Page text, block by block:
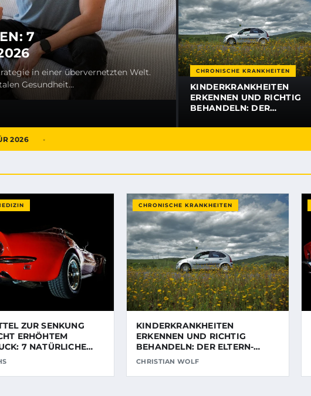
7
in einer übervernetzten Welt.
Gesundheit…
CHRONISCHE KRANKHEITEN
KINDERKRANKHEITEN
ERKENNEN UND RICHTIG
BEHANDELN: DER
2026
ZUR SENKUNG
ERHÖHTEM
7 NATÜRLICHE
CHRONISCHE KRANKHEITEN
KINDERKRANKHEITEN
ERKENNEN UND RICHTIG
BEHANDELN: DER ELTERN-
RATGEBER 2026
CHRISTIAN WOLF